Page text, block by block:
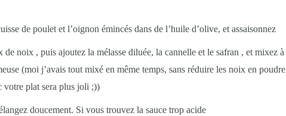
de poulet et l’oignon émincés dans de l’huile d’olive, et assaisonnez
noix , puis ajoutez la mélasse diluée, la cannelle et le safran , et mixez à
(moi j’avais tout mixé en même temps, sans réduire les noix en poudre
votre plat sera plus joli ;))
doucement. Si vous trouvez la sauce trop acide